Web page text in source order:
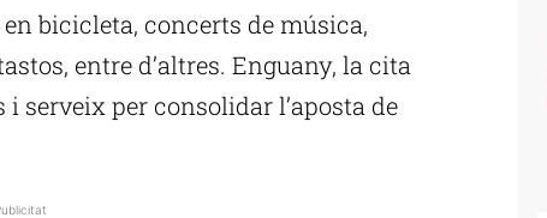
bicicleta, concerts de música,
entre d’altres. Enguany, la cita
serveix per consolidar l’aposta de